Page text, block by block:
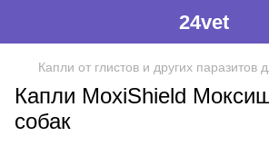
24vet
Капли от глистов и других паразитов
Капли MoxiShield
собак